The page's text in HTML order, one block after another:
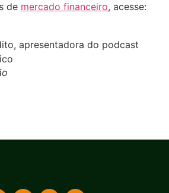
de mercado financeiro, acesse: